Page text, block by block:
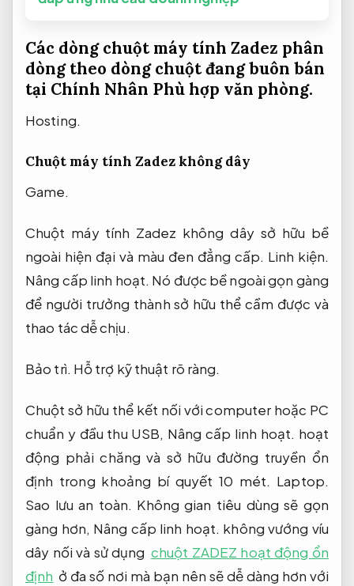
Các dòng chuột máy tính Zadez phân
dòng theo dòng chuột đang buôn bán
tại Chính Nhân Phù hợp văn phòng.
Hosting.
Chuột máy tính Zadez không dây
Game.
Chuột máy tính Zadez không dây sở hữu bề
ngoài hiện đại và màu đen đẳng cấp. Linh kiện.
Nâng cấp linh hoạt. Nó được bề ngoài gọn gàng
để người trưởng thành sở hữu thể cầm được và
thao tác dễ chịu.
Bảo trì. Hỗ trợ kỹ thuật rõ ràng.
Chuột sở hữu thể kết nối với computer hoặc PC
chuẩn y đầu thu USB, Nâng cấp linh hoạt. hoạt
động phải chăng và sở hữu đường truyền ổn
định trong khoảng bí quyết 10 mét. Laptop.
Sao lưu an toàn. Không gian tiêu dùng sẽ gọn
gàng hơn, Nâng cấp linh hoạt. không vướng víu
dây nối và sử dụng chuột ZADEZ hoạt động ổn
định ở đa số nơi mà bạn nên sẽ dễ dàng hơn với